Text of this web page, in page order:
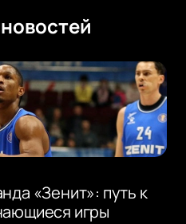
«Зенит»: путь к
игры